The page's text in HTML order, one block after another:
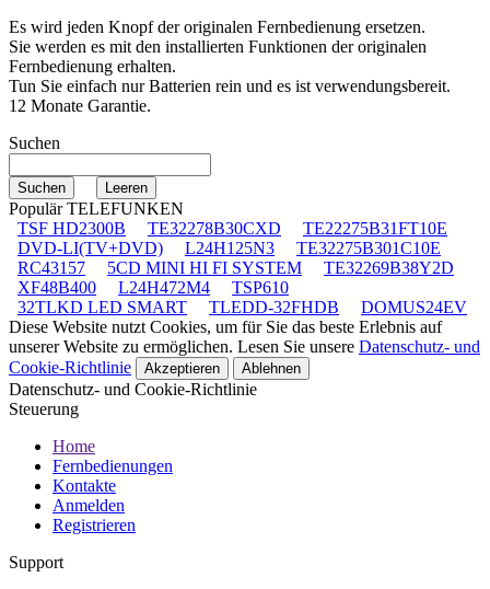
Es wird jeden Knopf der originalen Fernbedienung ersetzen.
Sie werden es mit den installierten Funktionen der originalen
Fernbedienung erhalten.
Tun Sie einfach nur Batterien rein und es ist verwendungsbereit.
12 Monate Garantie.
Suchen
Populär TELEFUNKEN
TSF HD2300B
TE32278B30CXD
TE22275B31FT10E
DVD-LI(TV+DVD)
L24H125N3
TE32275B301C10E
RC43157
5CD MINI HI FI SYSTEM
TE32269B38Y2D
XF48B400
L24H472M4
TSP610
32TLKD LED SMART
TLEDD-32FHDB
DOMUS24EV
Diese Website nutzt Cookies, um für Sie das beste Erlebnis auf
unserer Website zu ermöglichen. Lesen Sie unsere Datenschutz- und
Cookie-Richtlinie
Akzeptieren Ablehnen
Datenschutz- und Cookie-Richtlinie
Steuerung
Home
Fernbedienungen
Kontakte
Anmelden
Registrieren
Support